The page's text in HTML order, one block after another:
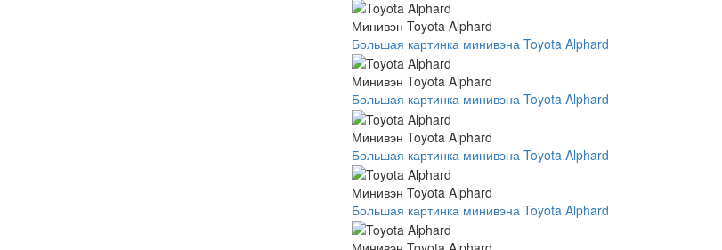
Минивэн Toyota Alphard
Большая картинка минивэна Toyota Alphard
Минивэн Toyota Alphard
Большая картинка минивэна Toyota Alphard
Минивэн Toyota Alphard
Большая картинка минивэна Toyota Alphard
Минивэн Toyota Alphard
Большая картинка минивэна Toyota Alphard